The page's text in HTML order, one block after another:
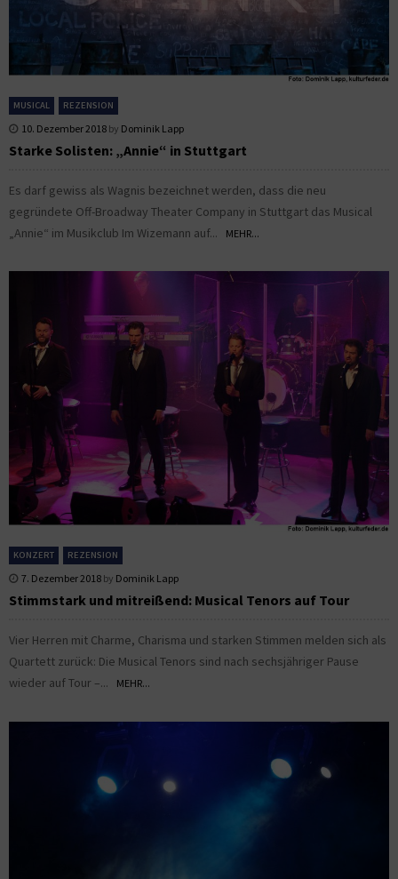
MUSICAL REZENSION
10. Dezember 2018 by Dominik Lapp
Starke Solisten: „Annie“ in Stuttgart
Es darf gewiss als Wagnis bezeichnet werden, dass die neu
gegründete Off-Broadway Theater Company in Stuttgart das Musical
„Annie“ im Musikclub Im Wizemann auf...
MEHR...
KONZERT REZENSION
7. Dezember 2018 by Dominik Lapp
Stimmstark und mitreißend: Musical Tenors auf Tour
Vier Herren mit Charme, Charisma und starken Stimmen melden sich als
Quartett zurück: Die Musical Tenors sind nach sechsjähriger Pause
wieder auf Tour –...
MEHR...